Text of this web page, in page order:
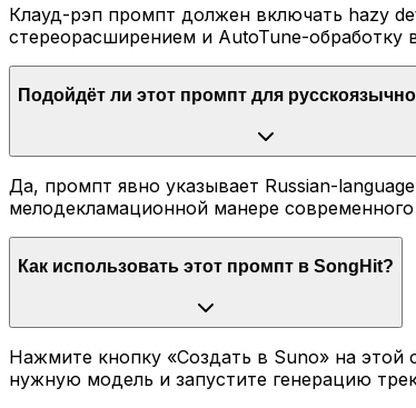
Клауд-рэп промпт должен включать hazy
стереорасширением и AutoTune-
Подойдёт ли этот промпт для
Да, промпт явно указывает Russian-
мелодекламационной манере
Как использовать этот промпт в SongHit?
Нажмите кнопку «Создать в Suno» на этой
нужную модель и запустите генерацию